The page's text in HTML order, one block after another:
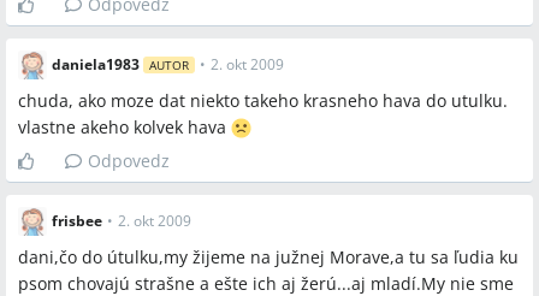
daniela1983 AUTOR • 2. okt 2009
chuda, ako moze dat niekto takeho krasneho hava do utulku.
vlastne akeho kolvek hava
Odpovedz
frisbee • 2. okt 2009
dani,čo do útulku,my žijeme na južnej Morave,a tu sa ľudia ku
psom chovajú strašne a ešte ich aj žerú...aj mladí.My nie sme